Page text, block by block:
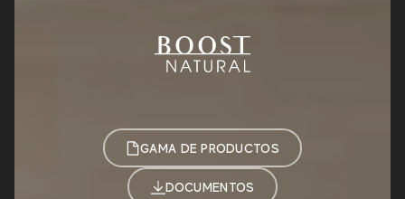
GAMA DE PRODUCTOS
DOCUMENTOS